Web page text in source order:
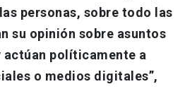
personas, sobre todo las
su opinión sobre asuntos
políticamente a
o medios digitales”,